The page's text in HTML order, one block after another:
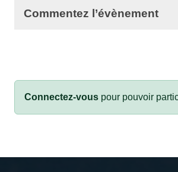
Commentez l’évènement
Connectez-vous pour pouvoir